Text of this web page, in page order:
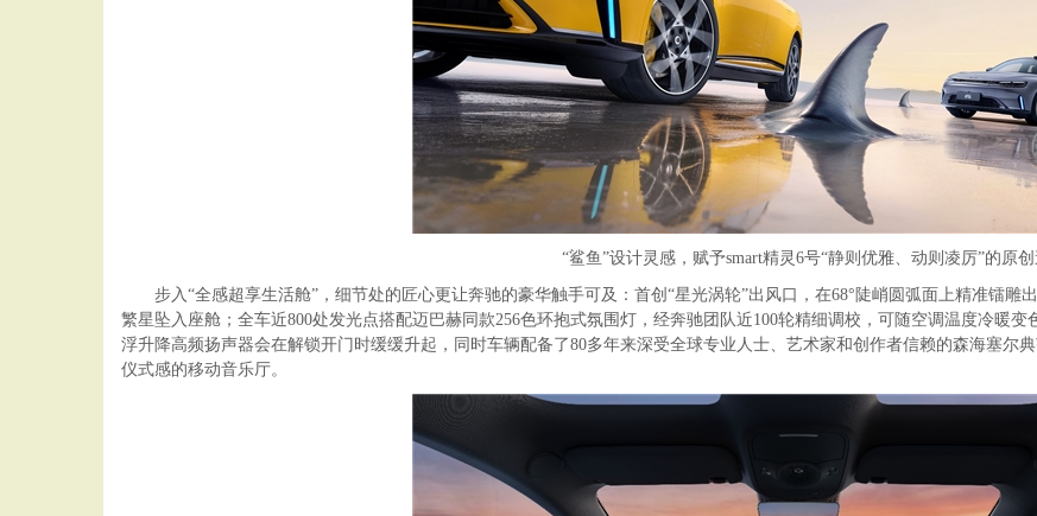
“鲨鱼”设计灵感，赋予smart精灵6号“静则优雅、动则凌厉”的原
步入“全感超享生活舱”，细节处的匠心更让奔驰的豪华触手可及：首创“星光涡轮”出风口，在68°陡峭圆弧面上精准镭雕
繁星坠入座舱；全车近800处发光点搭配迈巴赫同款256色环抱式氛围灯，经奔驰团队近100轮精细调校，可随空调温度冷暖
浮升降高频扬声器会在解锁开门时缓缓升起，同时车辆配备了80多年来深受全球专业人士、艺术家和创作者信赖的森海塞尔
仪式感的移动音乐厅。